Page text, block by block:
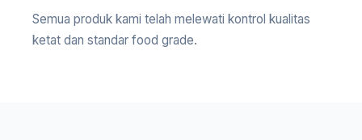
Semua produk kami telah melewati kontrol kualitas
ketat dan standar food grade.